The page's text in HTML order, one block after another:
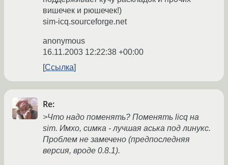
вишечек и рюшечек!)
sim-icq.sourceforge.net
anonymous
16.11.2003 12:22:38 +00:00
Ссылка
Re:
>Что надо поменять? Поменять licq на
sim. Имхо, симка - лучшая аська под линукс.
Проблем не замечено (предпоследняя
версия, вроде 0.8.1).